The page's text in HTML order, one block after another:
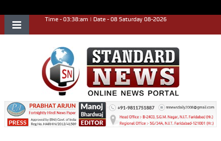
Time - 03:38:am | Date - 08 Saturday 08-2026